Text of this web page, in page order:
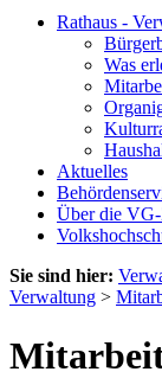
Rathaus -
Was
Aktuelles
Über die
Sie sind hier:
Verwaltung >